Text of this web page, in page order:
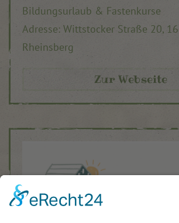
Bildungsurlaub & Fastenkurse
Adresse: Wittstocker Straße 20,
Rheinsberg
Zur Webseite